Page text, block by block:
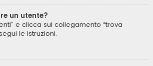
un utente?
e clicca sul collegamento “trova
le istruzioni.